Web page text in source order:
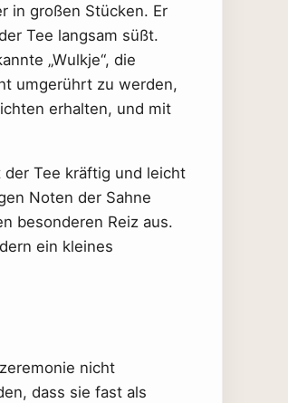
in großen Stücken. Er
Tee langsam süßt.
„Wulkje“, die
umgerührt zu werden,
erhalten, und mit
Tee kräftig und leicht
Noten der Sahne
besonderen Reiz aus.
ein kleines
nicht
dass sie fast als